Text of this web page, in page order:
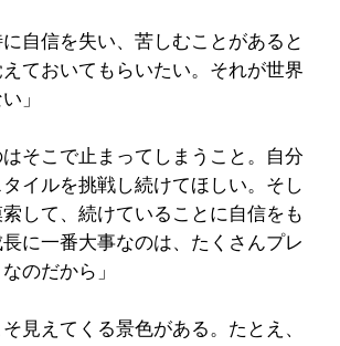
に自信を失い、苦しむことがあると
ておいてもらいたい。それが世界
」
はそこで止まってしまうこと。自分
イルを挑戦し続けてほしい。そし
して、続けていることに自信をも
に一番大事なのは、たくさんプレ
のだから」
見えてくる景色がある。たとえ、